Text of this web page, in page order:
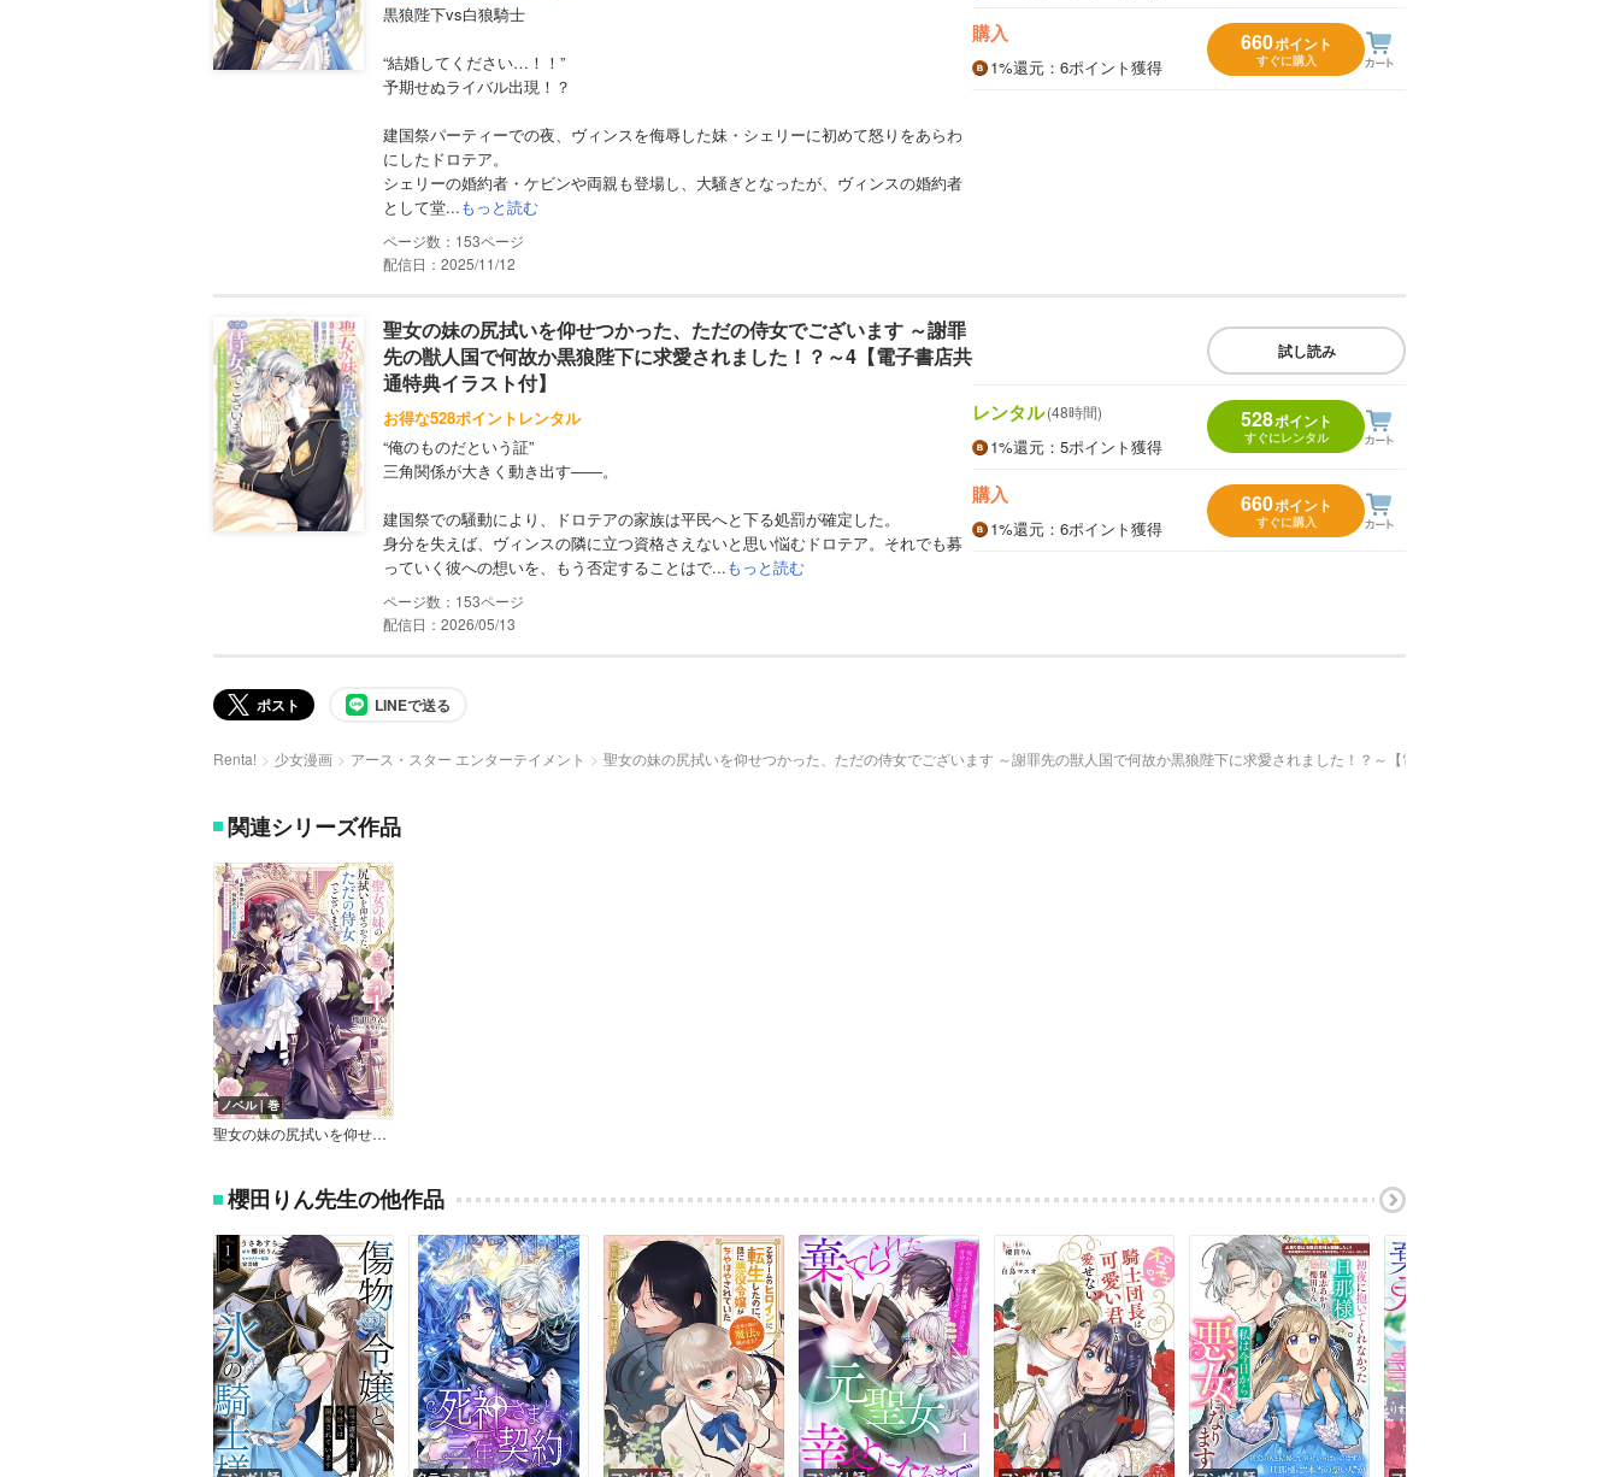
黒狼陛下vs白狼騎士
“結婚してください…！！”
予期せぬライバル出現！？
建国祭パーティーでの夜、ヴィンスを侮辱した妹・シェリーに初めて怒りをあらわ
にしたドロテア。
シェリーの婚約者・ケビンや両親も登場し、大騒ぎとなったが、ヴィンスの婚約者
として堂...もっと読む
153
配信日：2025/11/12
購入
1%還元 ：6ポイント獲得
660ポイント
すぐに購入
聖女の妹の尻拭いを仰せつかった、ただの侍女でございます ～謝罪
先の獣人国で何故か黒狼陛下に求愛されました！？～4【電子書店共
通特典イラスト付】
お得な528ポイントレンタル
“俺のものだという証”
三角関係が大きく動き出す――。
建国祭での騒動により、ドロテアの家族は平民へと下る処罰が確定した。
身分を失えば、ヴィンスの隣に立つ資格さえないと思い悩むドロテア。それでも募
っていく彼への想いを、もう否定することはで...もっと読む
153
配信日：2026/05/13
試し読み
レンタル(48時間)
1%還元 ：5ポイント獲得
528ポイント
すぐにレンタル
購入
1%還元 ：6ポイント獲得
660ポイント
すぐに購入
ポスト LINEで送る
Renta! 少女漫画 アース・スター エンターテイメント 聖女の妹の尻拭いを仰せつかった、ただの侍女でございます ～謝罪先の獣人国で何故か黒狼陛下に求愛されました！？～【電子書店共通特典イラスト付】
関連シリーズ作品
ノベル｜巻
聖女の妹の尻拭いを仰せつかった、ただの侍女でございます【電子書店共通特典SS付】
櫻田りん先生の他作品